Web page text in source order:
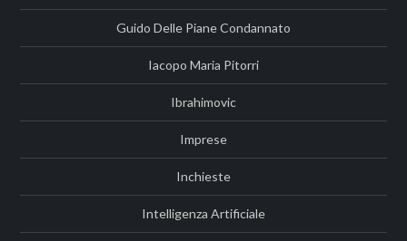
Guido Delle Piane Condannato
Iacopo Maria Pitorri
Ibrahimovic
Imprese
Inchieste
Intelligenza Artificiale